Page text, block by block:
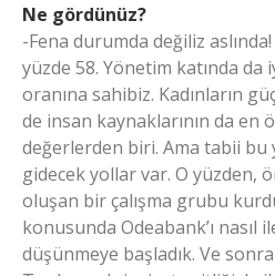
Ne gördünüz?
-Fena durumda değiliz aslında!
yüzde 58. Yönetim katında da
oranına sahibiz. Kadınların
de insan kaynaklarının da en
değerlerden biri. Ama tabii bu
gidecek yollar var. O yüzden,
oluşan bir çalışma grubu
konusunda Odeabank’ı nasıl
düşünmeye başladık. Ve